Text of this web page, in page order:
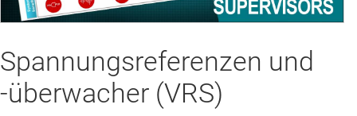
Spannungsreferenzen und
-überwacher (VRS)